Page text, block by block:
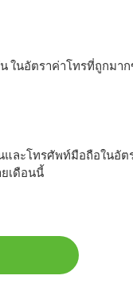
ในอัตราค่าโทรที่ถูกมาก
ละโทรศัพท์มือถือในอั
เดือนนี้